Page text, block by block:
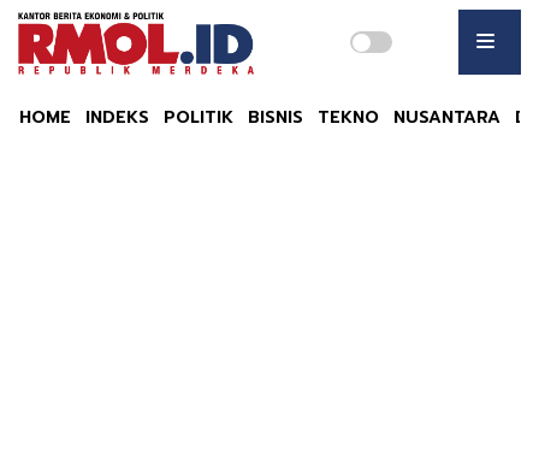
HOME INDEKS POLITIK BISNIS TEKNO NUSANTARA